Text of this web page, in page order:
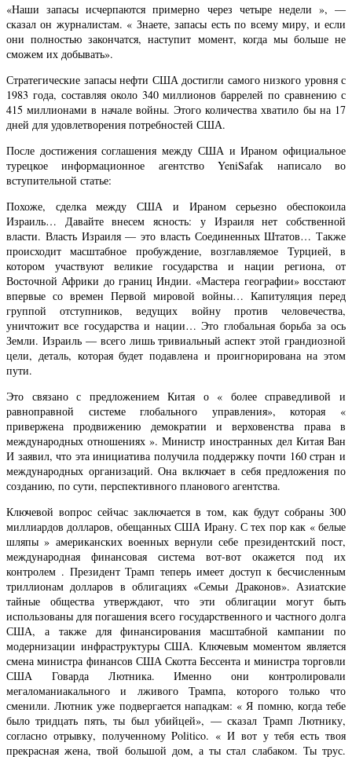
«Наши запасы исчерпаются примерно через четыре недели », —
сказал он журналистам. « Знаете, запасы есть по всему миру, и если
они полностью закончатся, наступит момент, когда мы больше не
сможем их добывать».
Стратегические запасы нефти США достигли самого низкого уровня с
1983 года, составляя около 340 миллионов баррелей по сравнению с
415 миллионами в начале войны. Этого количества хватило бы на 17
дней для удовлетворения потребностей США.
После достижения соглашения между США и Ираном официальное
турецкое информационное агентство YeniSafak написало во
вступительной статье:
Похоже, сделка между США и Ираном серьезно обеспокоила
Израиль… Давайте внесем ясность: у Израиля нет собственной
власти. Власть Израиля — это власть Соединенных Штатов… Также
происходит масштабное пробуждение, возглавляемое Турцией, в
котором участвуют великие государства и нации региона, от
Восточной Африки до границ Индии. «Мастера географии» восстают
впервые со времен Первой мировой войны… Капитуляция перед
группой отступников, ведущих войну против человечества,
уничтожит все государства и нации… Это глобальная борьба за ось
Земли. Израиль — всего лишь тривиальный аспект этой грандиозной
цели, деталь, которая будет подавлена ​​и проигнорирована на этом
пути.
Это связано с предложением Китая о « более справедливой и
равноправной системе глобального управления», которая «
привержена продвижению демократии и верховенства права в
международных отношениях ». Министр иностранных дел Китая Ван
И заявил, что эта инициатива получила поддержку почти 160 стран и
международных организаций. Она включает в себя предложения по
созданию, по сути, перспективного планового агентства.
Ключевой вопрос сейчас заключается в том, как будут собраны 300
миллиардов долларов, обещанных США Ирану. С тех пор как « белые
шляпы » американских военных вернули себе президентский пост,
международная финансовая система вот-вот окажется под их
контролем . Президент Трамп теперь имеет доступ к бесчисленным
триллионам долларов в облигациях «Семьи Драконов». Азиатские
тайные общества утверждают, что эти облигации могут быть
использованы для погашения всего государственного и частного долга
США, а также для финансирования масштабной кампании по
модернизации инфраструктуры США. Ключевым моментом является
смена министра финансов США Скотта Бессента и министра торговли
США Говарда Лютника. Именно они контролировали
мегаломаниакального и лживого Трампа, которого только что
сменили. Лютник уже подвергается нападкам: « Я помню, когда тебе
было тридцать пять, ты был убийцей», — сказал Трамп Лютнику,
согласно отрывку, полученному Politico. « И вот у тебя есть твоя
прекрасная жена, твой большой дом, а ты стал слабаком. Ты трус.